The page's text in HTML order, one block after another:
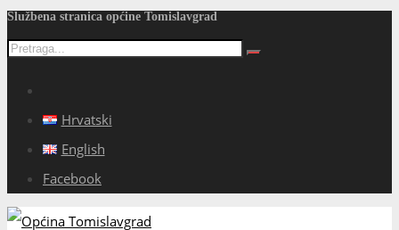
Službena stranica općine Tomislavgrad
Hrvatski
English
Facebook